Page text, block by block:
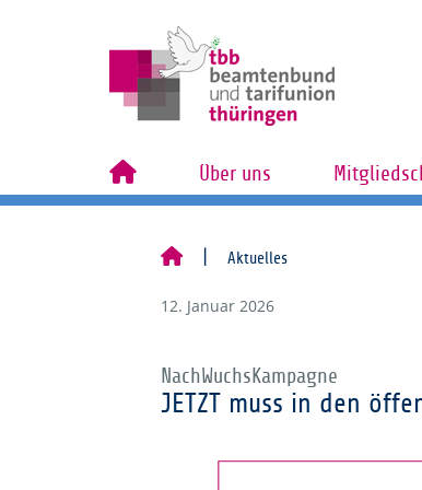
Über uns
Aktuelles
12. Januar 2026
NachWuchsKampagne
JETZT muss in den